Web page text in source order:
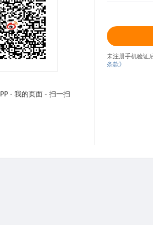
- 我的页面 - 扫一扫
未注册手机验证
条款》